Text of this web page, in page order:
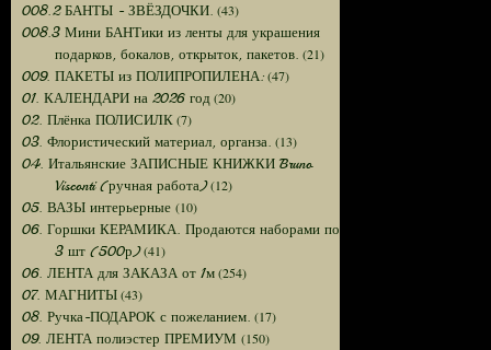
008.2 БАНТЫ - ЗВЁЗДОЧКИ. (43)
008.3 Мини БАНТики из ленты для украшения
подарков, бокалов, открыток, пакетов. (21)
009. ПАКЕТЫ из ПОЛИПРОПИЛЕНА:(47)
01. КАЛЕНДАРИ на 2026 год (20)
02. Плёнка ПОЛИСИЛК(7)
03. Флористический материал, органза. (13)
04. Итальянские ЗАПИСНЫЕ КНИЖКИ Bruno
Visconti (ручная работа)(12)
05. ВАЗЫ интерьерные (10)
06. Горшки КЕРАМИКА. Продаются наборами по
3 шт (500р)(41)
06. ЛЕНТА для ЗАКАЗА от 1м(254)
07. МАГНИТЫ(43)
08. Ручка-ПОДАРОК с пожеланием. (17)
09. ЛЕНТА полиэстер ПРЕМИУМ (150)